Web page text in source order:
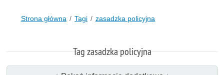
Strona główna Tagi zasadzka policyjna
Tag zasadzka policyjna